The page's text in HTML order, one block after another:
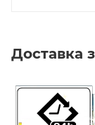
Доставка